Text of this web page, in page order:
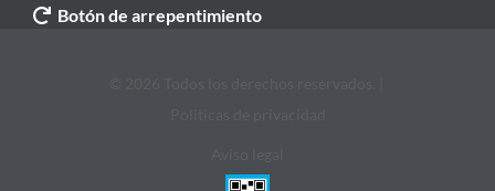
Botón de arrepentimiento